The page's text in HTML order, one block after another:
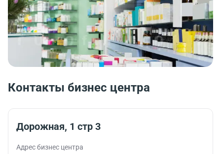
Контакты бизнес центра
Дорожная, 1 стр 3
Адрес бизнес центра